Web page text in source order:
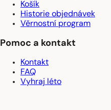
Košík
Historie objednávek
Věrnostní program
Pomoc a kontakt
Kontakt
FAQ
Vyhraj léto